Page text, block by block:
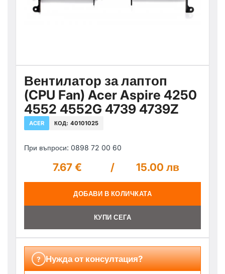
Вентилатор за лаптоп
(CPU Fan) Acer Aspire 4250
4552 4552G 4739 4739Z
ACER КОД: 40101025
При въпроси: 0898 72 00 60
7.67 € / 15.00 лв
ДОБАВИ В КОЛИЧКАТА
КУПИ СЕГА
? Нужда от консултация?